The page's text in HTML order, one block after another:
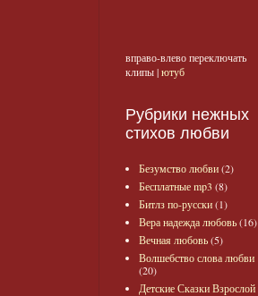
вправо-влево переключать
клипы |ютуб
Рубрики нежных
стихов любви
Безумство любви(2)
Бесплатные mp3 (8)
Битлз по-русски(1)
Вера надежда любовь(16)
Вечная любовь(5)
Волшебство слова любви
(20)
Детские Сказки Взрослой